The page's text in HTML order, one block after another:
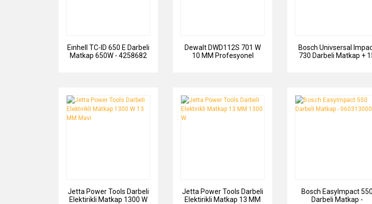
Einhell TC-ID 650 E Darbeli
Matkap 650W - 4258682
Dewalt DWD112S 701 W
10 MM Profesyonel
Bosch Univsersal
730 Darbeli Matkap +
Jetta Power Tools Darbeli
Elektirikli Matkap 1300 W
Jetta Power Tools Darbeli
Elektirikli Matkap 13 MM
Bosch EasyImpact 550
Darbeli Matkap -